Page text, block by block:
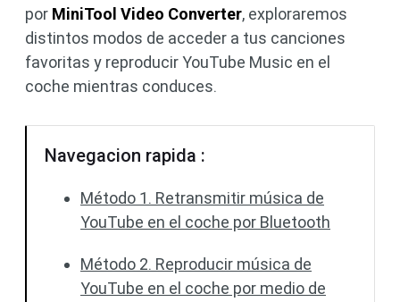
por MiniTool Video Converter, exploraremos
distintos modos de acceder a tus canciones
favoritas y reproducir YouTube Music en el
coche mientras conduces.
Navegacion rapida :
Método 1. Retransmitir música de
YouTube en el coche por Bluetooth
Método 2. Reproducir música de
YouTube en el coche por medio de